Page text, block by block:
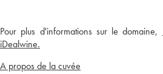
Pour plus d'informations sur le domaine,
iDealwine.
A propos de la cuvée